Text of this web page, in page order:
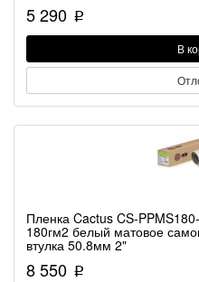
5 290 p
В
Пленка Cactus CS-
180гм2 белый матовое
втулка 50.8мм 2"
8 550 p